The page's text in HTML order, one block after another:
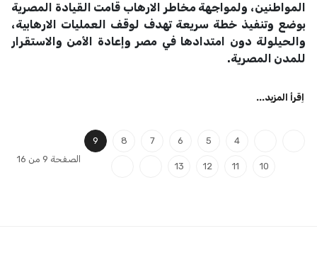
المواطنين، ولمواجهة مخاطر الارهاب قامت القيادة المصرية
بوضع وتنفيذ خطة سريعة تهدف لوقف العمليات الارهابية،
والحيلولة دون امتدادها في مصر وإعادة الأمن والاستقرار
للمدن المصرية.
اِقرأ المزيد...
الصفحة 9 من 16
4
5
6
7
8
9
10
11
12
13